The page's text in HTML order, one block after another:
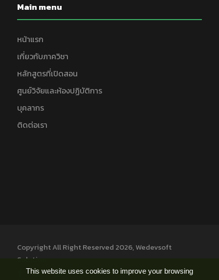
This website uses cookies to improve your browsing
Main menu
หน้าแรก
เกี่ยวกับภาควิชา
หลักสูตรที่เปิดสอน
ศูนย์วิจัยและห้องปฏิบัติการ
บุคลากร
ติดต่อเรา
Copyright All Right Reserved 2026, Wedevsoft
Solution